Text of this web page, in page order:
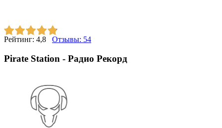
Рейтинг: 4,8 Отзывы: 54
Pirate Station - Радио Рекорд